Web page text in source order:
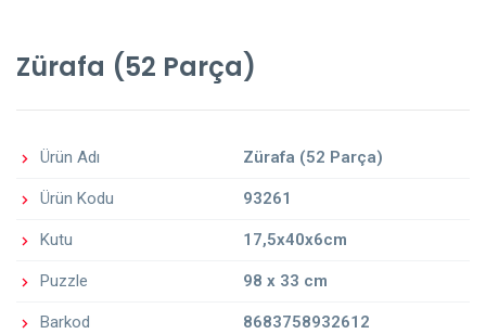
Zürafa (52 Parça)
Ürün Adı
Ürün Kodu
Kutu
Puzzle
Barkod
Zürafa (52 Parça)
93261
17,5x40x6cm
98 x 33 cm
8683758932612